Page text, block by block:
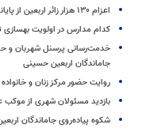
اعزام ۱۳۰ هزار زائر اربعین از پایانه‌های مسافربری شهر تهران
کدام مدارس در اولویت بهسازی
خدمت‌رسانی پرسنل شهربان و
جاماندگان اربعین حسینی
روایت حضور مرکز زنان و
بازدید مسئولان شهری از
شکوه پیاده‌روی جاماندگان